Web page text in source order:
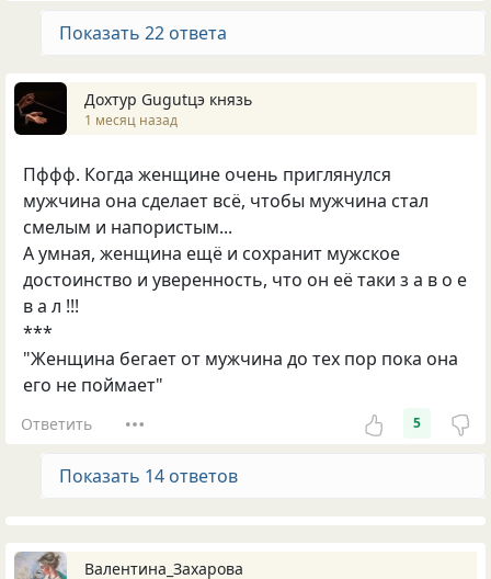
Показать 22 ответа
Дохтур Gugutцэ князь
1 месяц назад
Пффф. Когда женщине очень приглянулся
мужчина она сделает всё, чтобы мужчина стал
смелым и напористым...
А умная, женщина ещё и сохранит мужское
достоинство и уверенность, что он её таки з а в о е
в а л !!!
***
"Женщина бегает от мужчина до тех пор пока она
его не поймает"
Ответить 5
Показать 14 ответов
Валентина_Захарова